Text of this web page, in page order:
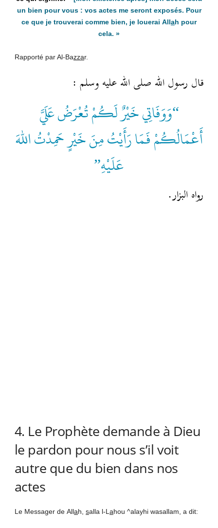
un bien pour vous : vos actes me seront exposés. Pour
ce que je trouverai comme bien, je louerai Allah pour
cela. »
Rapporté par Al-Bazzar.
قال رسول الله صلى الله عليه وسلم :
“وَوَفَاتِي خَيْرٌ لَكُمْ تُعْرَضُ عَلَيَّ
أَعْمَالُكُمْ فَمَا رَأَيْتُ مِنَ خَيْرٍ حَمِدْتُ اللهَ
عَلَيْهِ”
رواه البزار.
4. Le Prophète demande à Dieu
le pardon pour nous s’il voit
autre que du bien dans nos
actes
Le Messager de Allah salla l-L ahou ^alayhi wasallam, a dit: